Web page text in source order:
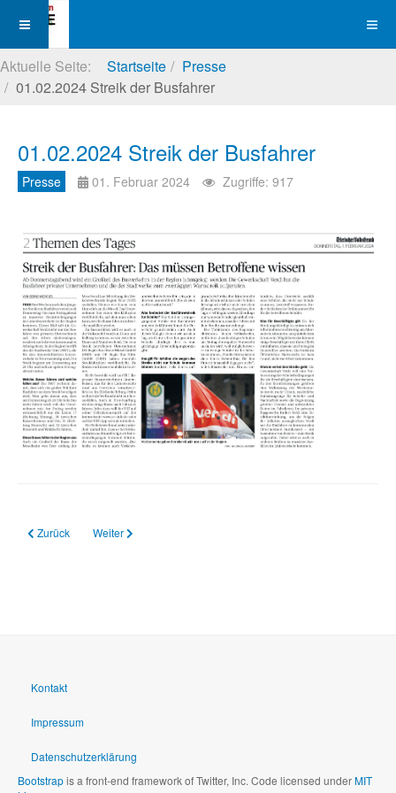
Aktuelle Seite: Startseite
Presse
01.02.2024 Streik der Busfahrer
01.02.2024 Streik der Busfahrer
Presse 01. Februar 2024 Zugriffe: 917
Vorheriger Beitrag: 27.02.2024 PM des REB Trier zu erneuten
Zurück Nächster Beitrag: 29.01.2024 Und wieder fällt der Unterricht
Weiter
Kontakt
Impressum
Datenschutzerklärung
Bootstrapis a front-end framework of Twitter, Inc. Code licensed underMIT